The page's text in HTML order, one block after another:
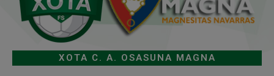
XOTA C. A. OSASUNA MAGNA